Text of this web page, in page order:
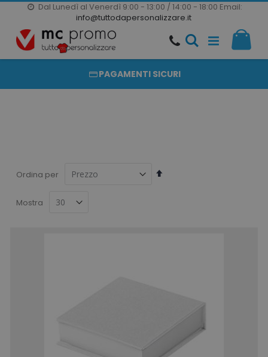
Dal Lunedì al Venerdì 9:00 - 13:00 / 14:00 - 18:00 Email:
info@tuttodapersonalizzare.it
Salta
al
contenuto
20000 PRODOTTI
PRODOTTI COMPLETAMENTE PERSONALIZZABILI
PAGAMENTI SICURI
Ordina per
Mostra